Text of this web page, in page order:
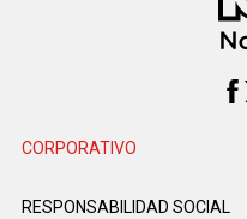
CORPORATIVO
RESPONSABILIDAD SOCIAL